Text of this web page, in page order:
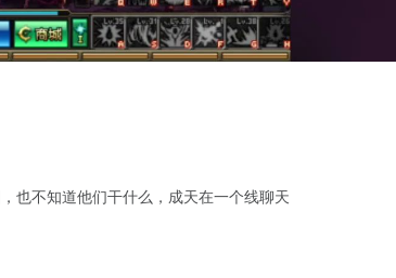
也不知道他们干什么，成天在一个线聊天